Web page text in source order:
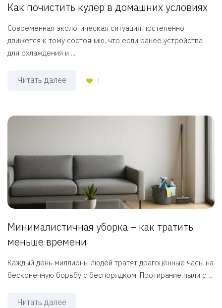
Как почистить кулер в домашних условиях
Современная экологическая ситуация постепенно
движется к тому состоянию, что если ранее устройства
для охлаждения и ...
Читать далее 1
Минималистичная уборка – как тратить
меньше времени
Каждый день миллионы людей тратят драгоценные часы на
бесконечную борьбу с беспорядком. Протирание пыли с ...
Читать далее